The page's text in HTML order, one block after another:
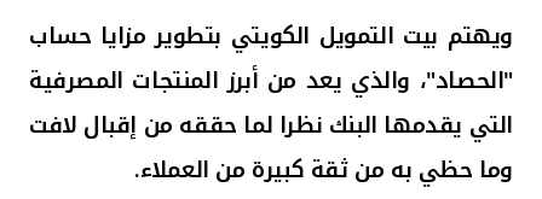
ويهتم بيت التمويل الكويتي بتطوير مزايا حساب
"الحصاد"، والذي يعد من أبرز المنتجات المصرفية
التي يقدمها البنك نظرا لما حققه من إقبال لافت
وما حظي به من ثقة كبيرة من العملاء.